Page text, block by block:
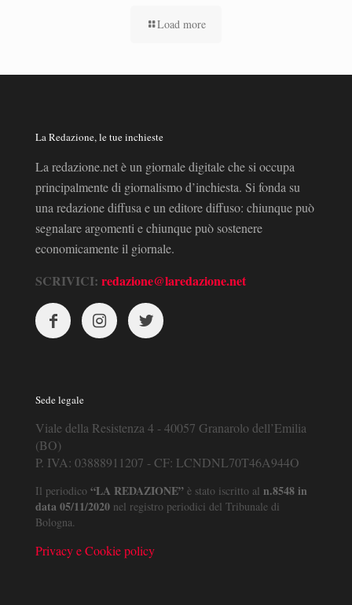
Load more
La Redazione, le tue inchieste
La redazione.net è un giornale digitale che si occupa
principalmente di giornalismo d’inchiesta. Si fonda su
una redazione diffusa e un editore diffuso: chiunque può
segnalare argomenti e chiunque può sostenere
economicamente il giornale.
SCRIVICI: redazione@laredazione.net
Sede legale
Viale della Resistenza 4 - 40057 Granarolo dell’Emilia
(BO)
P. IVA: 03888911207 - CF: LCNDNL70T46A944O
Il periodico “LA REDAZIONE” è stato iscritto al n.8548 in
data 05/11/2020 nel registro periodici del Tribunale di
Bologna.
Privacy e Cookie policy